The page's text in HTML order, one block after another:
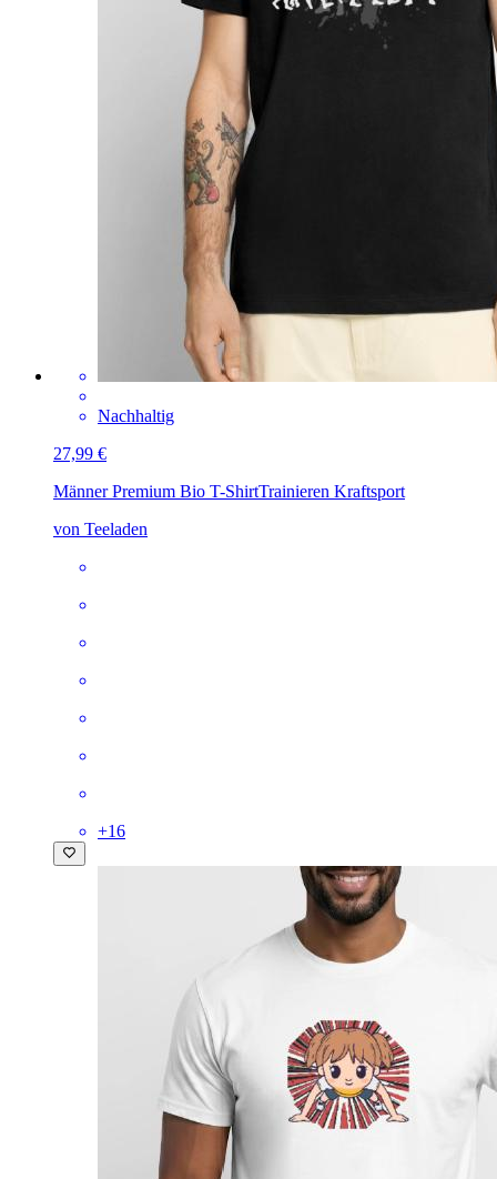
Nachhaltig
27,99 €
Männer Premium Bio T-ShirtTrainieren Kraftsport
von Teeladen
+16